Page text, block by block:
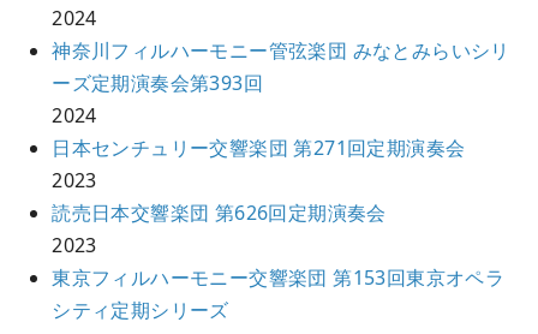
2024
神奈川フィルハーモニー管弦楽団 みなとみらいシリ
ーズ定期演奏会第393回
2024
日本センチュリー交響楽団 第271回定期演奏会
2023
読売日本交響楽団 第626回定期演奏会
2023
東京フィルハーモニー交響楽団 第153回東京オペラ
シティ定期シリーズ